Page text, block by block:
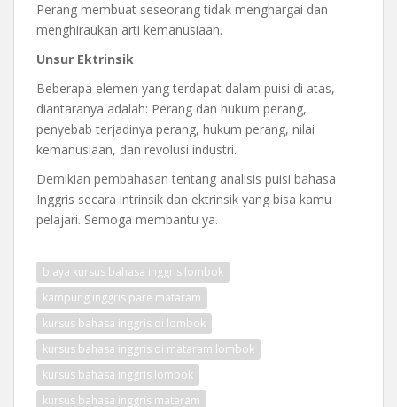
Perang membuat seseorang tidak menghargai dan
menghiraukan arti kemanusiaan.
Unsur Ektrinsik
Beberapa elemen yang terdapat dalam puisi di atas,
diantaranya adalah: Perang dan hukum perang,
penyebab terjadinya perang, hukum perang, nilai
kemanusiaan, dan revolusi industri.
Demikian pembahasan tentang analisis puisi bahasa
Inggris secara intrinsik dan ektrinsik yang bisa kamu
pelajari. Semoga membantu ya.
biaya kursus bahasa inggris lombok
kampung inggris pare mataram
kursus bahasa inggris di lombok
kursus bahasa inggris di mataram lombok
kursus bahasa inggris lombok
kursus bahasa inggris mataram